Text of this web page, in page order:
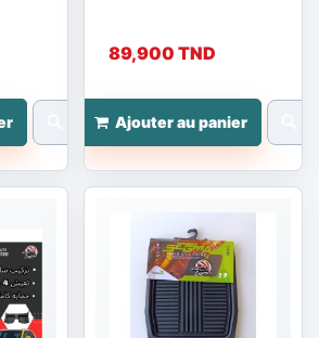
mesure en...
89,900 TND
Ajouter au panier